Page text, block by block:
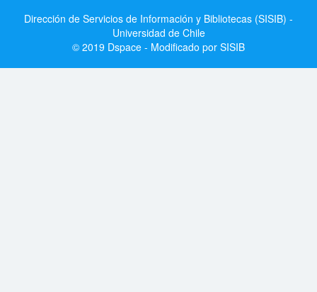
Dirección de Servicios de Información y Bibliotecas (SISIB) -
Universidad de Chile
© 2019 Dspace - Modificado por SISIB